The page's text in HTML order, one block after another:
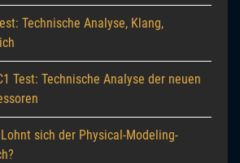
Technische Analyse, Klang,
Test: Technische Analyse der neuen
sich der Physical-Modeling-